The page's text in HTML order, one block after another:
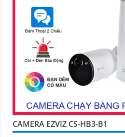
CAMERA EZVIZ CS-HB3-B1